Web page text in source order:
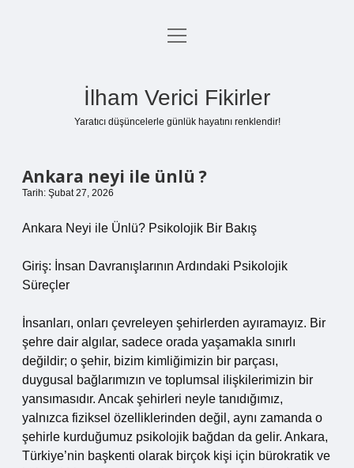
Anasayfa
menüyü
İlham Verici Fikirler
Yaratıcı düşüncelerle günlük hayatını renklendir!
Ankara neyi ile ünlü ?
Tarih: Şubat 27, 2026
Ankara Neyi ile Ünlü? Psikolojik Bir Bakış
Giriş: İnsan Davranışlarının Ardındaki Psikolojik
Süreçler
İnsanları, onları çevreleyen şehirlerden ayıramayız. Bir
şehre dair algılar, sadece orada yaşamakla sınırlı
değildir; o şehir, bizim kimliğimizin bir parçası,
duygusal bağlarımızın ve toplumsal ilişkilerimizin bir
yansımasıdır. Ancak şehirleri neyle tanıdığımız,
yalnızca fiziksel özelliklerinden değil, aynı zamanda o
şehirle kurduğumuz psikolojik bağdan da gelir. Ankara,
Türkiye’nin başkenti olarak birçok kişi için bürokratik ve